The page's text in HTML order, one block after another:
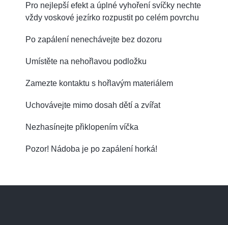
Pro nejlepší efekt a úplné vyhoření svíčky nechte
vždy voskové jezírko rozpustit po celém povrchu
Po zapálení nenechávejte bez dozoru
Umístěte na nehořlavou podložku
Zamezte kontaktu s hořlavým materiálem
Uchovávejte mimo dosah dětí a zvířat
Nezhasínejte přiklopením víčka
Pozor! Nádoba je po zapálení horká!